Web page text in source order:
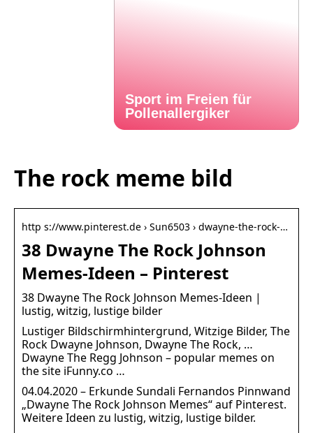
Sport im Freien für
Pollenallergiker
The rock meme bild
http s://www.pinterest.de › Sun6503 › dwayne-the-rock-…
38 Dwayne The Rock Johnson
Memes-Ideen – Pinterest
38 Dwayne The Rock Johnson Memes-Ideen |
lustig, witzig, lustige bilder
Lustiger Bildschirmhintergrund, Witzige Bilder, The
Rock Dwayne Johnson, Dwayne The Rock, …
Dwayne The Regg Johnson – popular memes on
the site iFunny.co …
04.04.2020 – Erkunde Sundali Fernandos Pinnwand
„Dwayne The Rock Johnson Memes“ auf Pinterest.
Weitere Ideen zu lustig, witzig, lustige bilder.